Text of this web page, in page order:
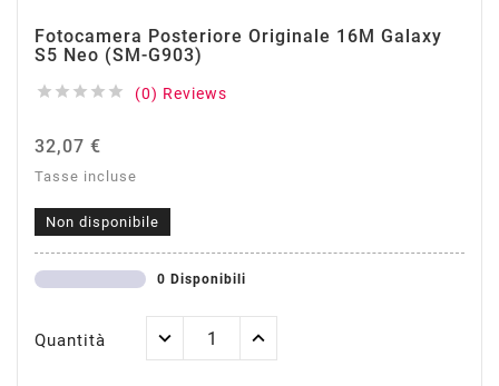
Fotocamera Posteriore Originale 16M Galaxy
S5 Neo (SM-G903)
     (0) Reviews
32,07 €
Tasse incluse
Non disponibile
0 Disponibili
Quantità